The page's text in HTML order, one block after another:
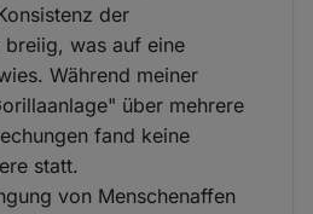
der
breiig, was auf eine
Während meiner
über mehrere
fand keine
statt.
von Menschenaffen